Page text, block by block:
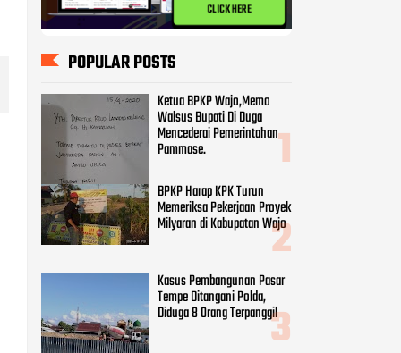
CLICK HERE
POPULAR POSTS
Ketua BPKP Wajo,Memo
Walsus Bupati Di Duga
Mencederai Pemerintahan
Pammase.
BPKP Harap KPK Turun
Memeriksa Pekerjaan Proyek
Milyaran di Kabupatan Wajo
Kasus Pembangunan Pasar
Tempe Ditangani Polda,
Diduga 8 Orang Terpanggil